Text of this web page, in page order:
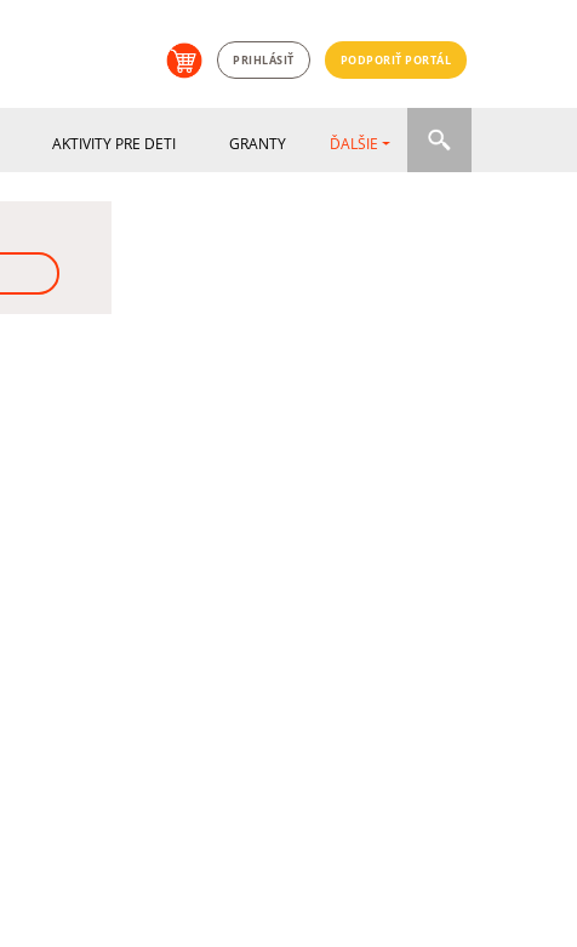
PRIHLÁSIŤ PODPORIŤ PORTÁL
AKTIVITY PRE DETI GRANTY ĎALŠIE